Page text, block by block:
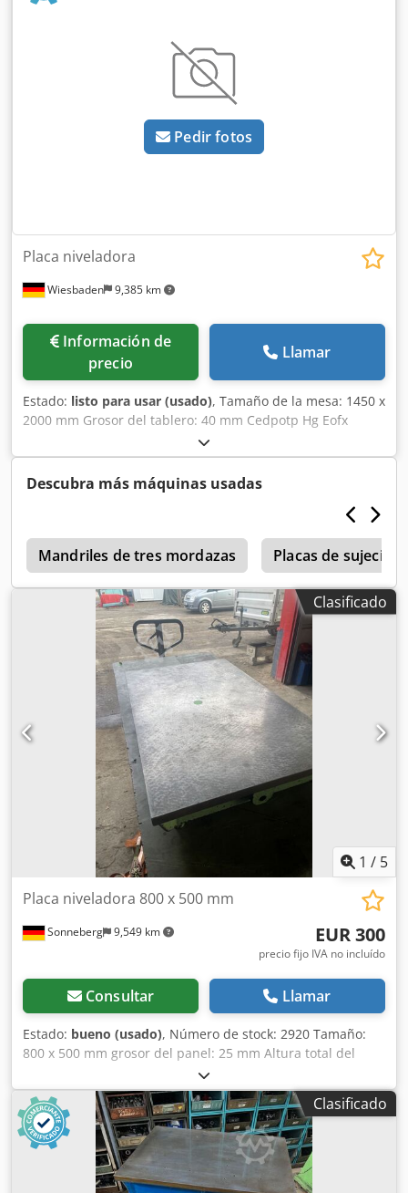
Pedir fotos
Wiesbaden 9,385 km
Placa niveladora
Información de
precio
Llamar
Estado: listo para usar (usado), Tamaño de la mesa: 1450 x
2000 mm Grosor del tablero: 40 mm Cedpotp Hg Eofx
Aatoha Altura de la mesa sobre el suelo: 800 mm Peso:
aprox. 1200 kg
Descubra más máquinas usadas
Mandriles de tres mordazas Placas de sujeción
Clasificado
1 / 5
Sonneberg 9,549 km
Placa niveladora 800 x 500 mm
EUR 300
precio fijo IVA no incluído
Consultar Llamar
Estado: bueno (usado), Número de stock: 2920 Tamaño:
800 x 500 mm grosor del panel: 25 mm Altura total del
panel: 110 mm Chsdpfx Aevcn U Nsatsa Estado: bueno
Peso: 85 kg
Clasificado